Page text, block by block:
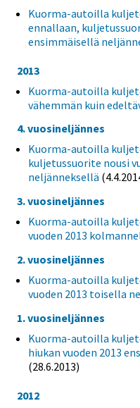
Kuorma-autoilla
ennallaan,
ensimmäisellä
2013
Kuorma-autoilla
vähemmän kuin
4. vuosineljännes
Kuorma-autoilla
kuljetussuorite nousi
neljänneksellä
3. vuosineljännes
Kuorma-autoilla
vuoden 2013
2. vuosineljännes
Kuorma-autoilla
vuoden 2013 toisella
1. vuosineljännes
Kuorma-autoilla
hiukan vuoden 2013
(28.6.2013)
2012